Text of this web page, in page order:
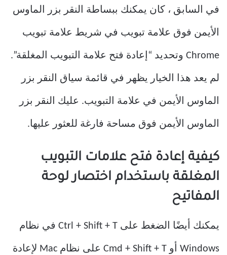
في السابق ، كان يمكنك ببساطة النقر بزر الماوس
الأيمن فوق علامة تبويب في شريط علامة تبويب
Chrome وتحديد “إعادة فتح علامة التبويب المغلقة”.
لم يعد هذا الخيار يظهر في قائمة سياق النقر بزر
الماوس الأيمن في علامة التبويب. عليك النقر بزر
الماوس الأيمن فوق مساحة فارغة للعثور عليها.
كيفية إعادة فتح علامات التبويب
المغلقة باستخدام اختصار لوحة
المفاتيح
يمكنك أيضًا الضغط على Ctrl + Shift + T في نظام
Windows أو Cmd + Shift + T على نظام Mac لإعادة